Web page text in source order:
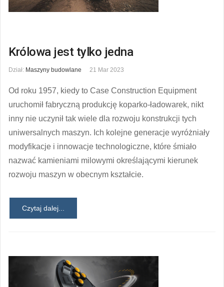
Królowa jest tylko jedna
Dział: Maszyny budowlane 21 Mar 2023
Od roku 1957, kiedy to Case Construction Equipment
uruchomił fabryczną produkcję koparko-ładowarek, nikt
inny nie uczynił tak wiele dla rozwoju konstrukcji tych
uniwersalnych maszyn. Ich kolejne generacje wyróżniały
modyfikacje i innowacje technologiczne, które śmiało
nazwać kamieniami milowymi określającymi kierunek
rozwoju maszyn w obecnym kształcie.
Czytaj dalej...